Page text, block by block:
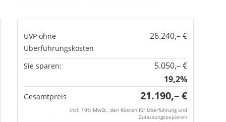
UVP ohne
Überführungskosten
26.240,– €
Sie sparen:
5.050,– €
19,2%
Gesamtpreis 21.190,– €
incl. 19% MwSt., den Kosten für Überführung und
Zulassungspapieren